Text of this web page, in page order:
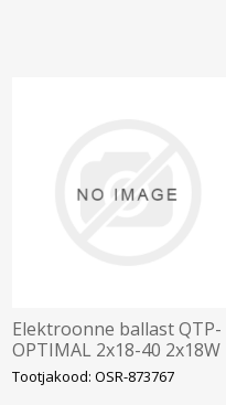
Elektroonne ballast QTP-
OPTIMAL 2x18-40 2x18W
2x30W 2x36W T8,
2x24W/2x39W T5 6-klemmi
Tootjakood: OSR-873767